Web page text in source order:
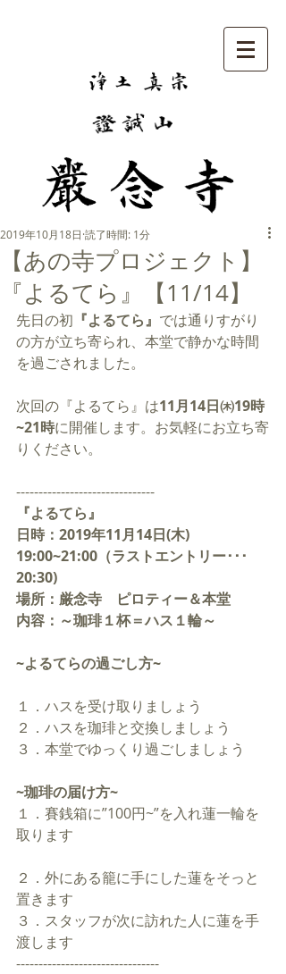
【あの寺プロジェクト】
『よるてら』【11/14】
2019年10月18日 読了時間: 1分
先日の初 『よるてら』 では通りすがり
の方が立ち寄られ、本堂で静かな時間
を過ごされました。
次回の『よるてら』は11月14日㈭19時
~21時に開催します。お気軽にお立ち寄
りください。
-------------------------------
『よるてら』
日時：2019年11月14日(木)
19:00~21:00（ラストエントリー･･･
20:30)
場所：厳念寺　ピロティー＆本堂
内容：～珈琲１杯＝ハス１輪～
~よるてらの過ごし方~
１．ハスを受け取りましょう
２．ハスを珈琲と交換しましょう
３．本堂でゆっくり過ごしましょう
~珈琲の届け方~
１．賽銭箱に”100円~”を入れ蓮一輪を
取ります
２．外にある籠に手にした蓮をそっと
置きます
３．スタッフが次に訪れた人に蓮を手
渡します
--------------------------------